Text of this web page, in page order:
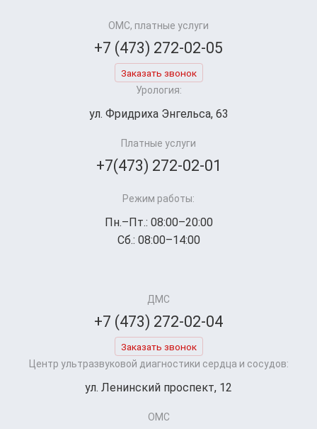
ОМС, платные услуги
+7 (473) 272-02-05
Заказать звонок
Урология:
ул. Фридриха Энгельса, 63
Платные услуги
+7(473) 272-02-01
Режим работы:
Пн.–Пт.: 08:00–20:00
Сб.: 08:00–14:00
ДМС
+7 (473) 272-02-04
Заказать звонок
Центр ультразвуковой диагностики сердца и сосудов:
ул. Ленинский проспект, 12
ОМС